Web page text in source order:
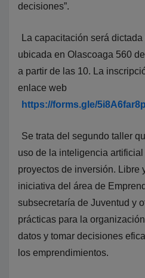
decisiones”.
La capacitación será
ubicada en Olascoaga 560
a partir de las 10. La
enlace web
https://forms.gle/
Se trata del segundo taller
uso de la inteligencia
proyectos de inversión. Libre
iniciativa del área de
subsecretaría de Juventud y
prácticas para la
datos y tomar decisiones
los emprendimientos.